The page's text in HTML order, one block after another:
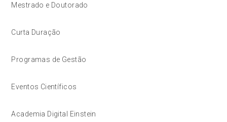
Mestrado e Doutorado
Curta Duração
Programas de Gestão
Eventos Científicos
Academia Digital Einstein